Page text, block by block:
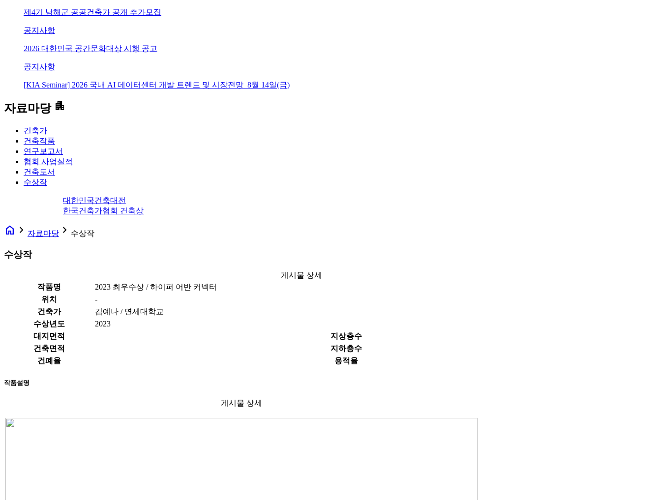
제4기 남해군 공공건축가 공개 추가모집
공지사항
2026 대한민국 공간문화대상 시행 공고
공지사항
[KIA Seminar] 2026 국내 AI 데이터센터 개발 트렌드 및 시장전망_8월 14일(금)
자료마당 apartment
건축가
건축작품
연구보고서
협회 사업실적
건축도서
수상작
대한민국건축대전
한국건축가협회 건축상
home navigate_next 자료마당 navigate_next 수상작
수상작
게시물 상세
작품명
2023 최우수상 / 하이퍼 어반 커넥터
위치
-
건축가
김예나 / 연세대학교
수상년도
2023
대지면적
지상층수
건축면적
지하층수
건폐율
용적율
작품설명
게시물 상세